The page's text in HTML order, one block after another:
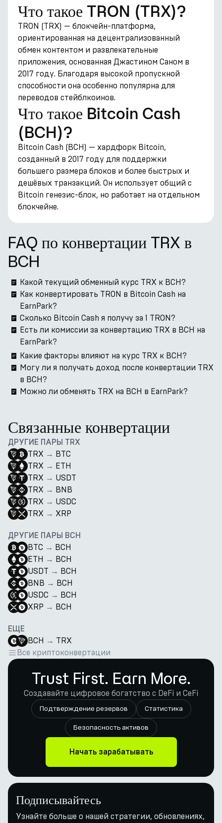
Что такое TRON (TRX)?
TRON (TRX) — блокчейн-платформа,
ориентированная на децентрализованный
обмен контентом и развлекательные
приложения, основанная Джастином Саном в
2017 году. Благодаря высокой пропускной
способности она особенно популярна для
переводов стейблкоинов.
Что такое Bitcoin Cash
(BCH)?
Bitcoin Cash (BCH) — хардфорк Bitcoin,
созданный в 2017 году для поддержки
большего размера блоков и более быстрых и
дешёвых транзакций. Он использует общий с
Bitcoin генезис-блок, но работает на отдельном
блокчейне.
FAQ по конвертации TRX в
BCH
Какой текущий обменный курс TRX к BCH?
Как конвертировать TRON в Bitcoin Cash на
EarnPark?
Сколько Bitcoin Cash я получу за 1 TRON?
Есть ли комиссии за конвертацию TRX в BCH на
EarnPark?
Какие факторы влияют на курс TRX к BCH?
Могу ли я получать доход после конвертации TRX
в BCH?
Можно ли обменять TRX на BCH в EarnPark?
Связанные конвертации
ДРУГИЕ ПАРЫ TRX
TRX → BTC
TRX → ETH
TRX → USDT
TRX → BNB
TRX → USDC
TRX → XRP
ДРУГИЕ ПАРЫ BCH
BTC → BCH
ETH → BCH
USDT → BCH
BNB → BCH
USDC → BCH
XRP → BCH
ЕЩЕ
BCH → TRX
Все криптоконвертации
Trust First. Earn More.
Создавайте цифровое богатство с DeFi и CeFi
Подтверждение резервов Статистика
Безопасность активов
Начать зарабатывать
Подписывайтесь
Узнайте больше о нашей стратегии, обновлениях,